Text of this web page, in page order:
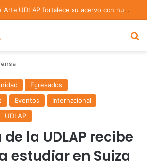
La Colección de Arte UDLAP fortalece su acervo con nuevas obras de artistas emergentes y consolidados
Egresados
Eventos
Internacional
UDLAP
la UDLAP recibe
estudiar en Suiza